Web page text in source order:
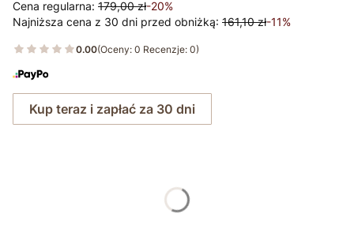
Cena regularna: 179,00 zł-20%
Najniższa cena z 30 dni przed obniżką: 161,10 zł-11%
0.00(Oceny: 0 Recenzje: 0)
Kup teraz i zapłać za 30 dni